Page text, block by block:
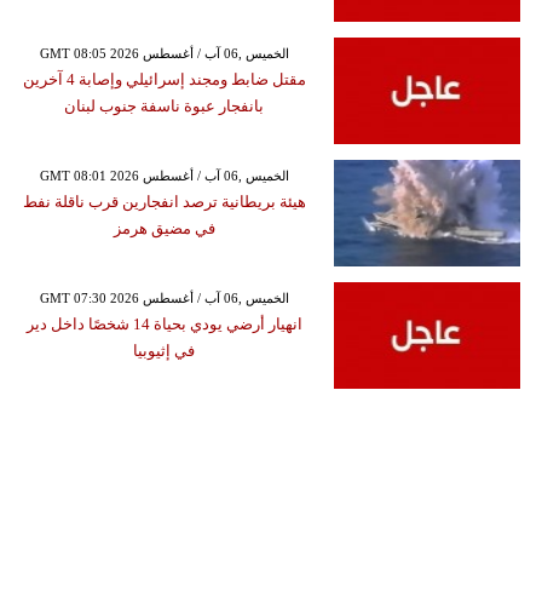
GMT 08:05 2026 الخميس ,06 آب / أغسطس
مقتل ضابط ومجند إسرائيلي وإصابة 4 آخرين
بانفجار عبوة ناسفة جنوب لبنان
GMT 08:01 2026 الخميس ,06 آب / أغسطس
هيئة بريطانية ترصد انفجارين قرب ناقلة نفط
في مضيق هرمز
GMT 07:30 2026 الخميس ,06 آب / أغسطس
انهيار أرضي يودي بحياة 14 شخصًا داخل دير
في إثيوبيا